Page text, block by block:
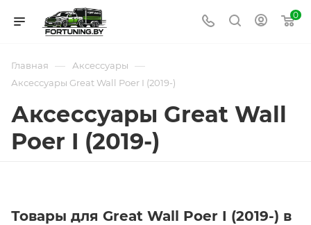
0
Главная — Аксессуары —
Аксессуары Great Wall Poer I (2019-)
Аксессуары Great Wall
Poer I (2019-)
Товары для Great Wall Poer I (2019-) в